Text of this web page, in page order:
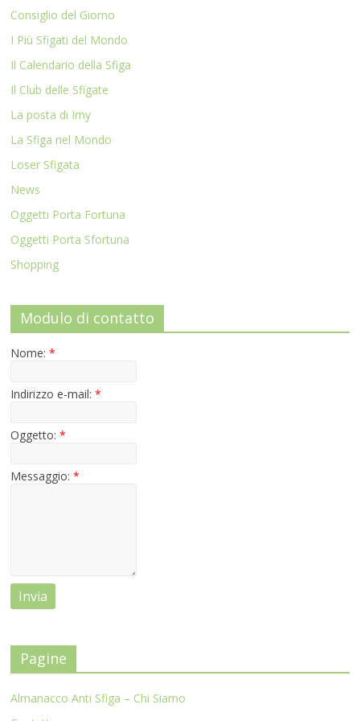
Consiglio del Giorno
I Più Sfigati del Mondo
Il Calendario della Sfiga
Il Club delle Sfigate
La posta di Imy
La Sfiga nel Mondo
Loser Sfigata
News
Oggetti Porta Fortuna
Oggetti Porta Sfortuna
Shopping
Modulo di contatto
Nome:*
Indirizzo e-mail:*
Oggetto:*
Messaggio:*
Pagine
Almanacco Anti Sfiga – Chi Siamo